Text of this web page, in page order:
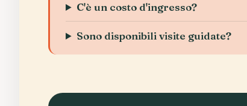
C'è un costo d'ingresso?
Sono disponibili visite guidate?